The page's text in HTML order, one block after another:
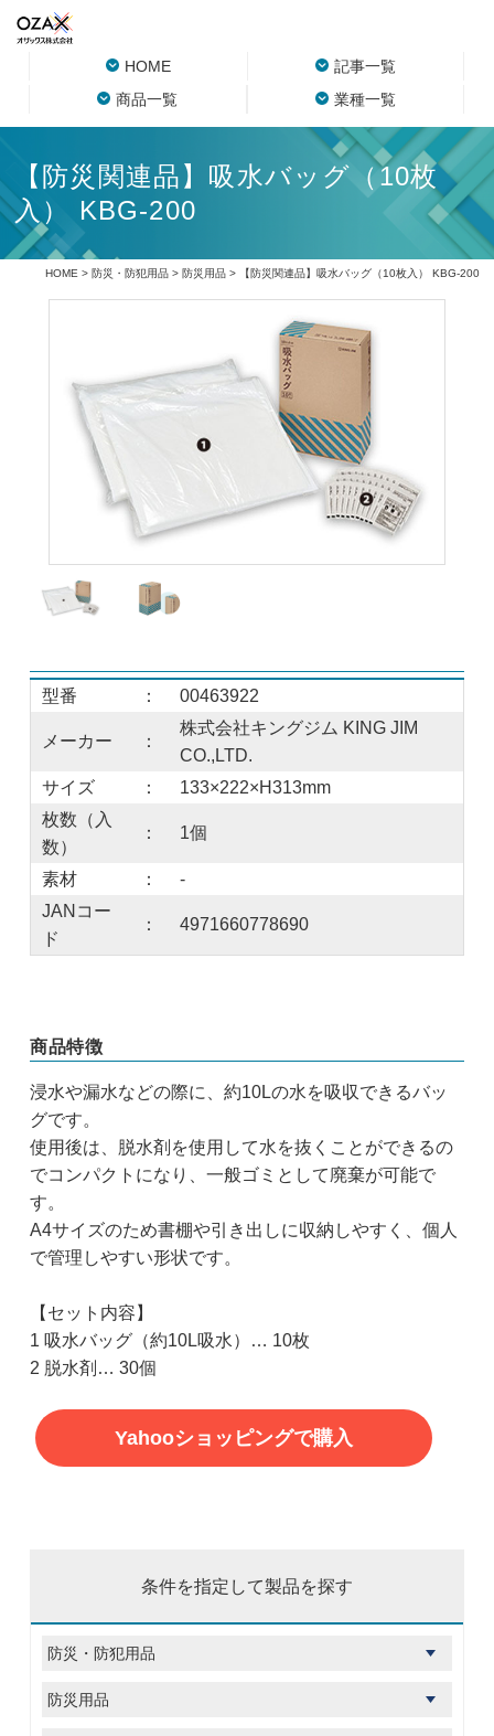
HOME
記事一覧
商品一覧
業種一覧
【防災関連品】吸水バッグ（10枚
入） KBG-200
HOME > 防災・防犯用品> 防災用品> 【防災関連品】吸水バッグ（10枚入） KBG-200
型番 ： 00463922
メーカー ：
株式会社キングジム KING JIM
CO.,LTD.
サイズ
：
133×222×H313mm
枚数（入
数）
： 1個
素材 ：
-
JANコー
ド
： 4971660778690
商品特徴
浸水や漏水などの際に、約10Lの水を吸収できるバッ
グです。
使用後は、脱水剤を使用して水を抜くことができるの
でコンパクトになり、一般ゴミとして廃棄が可能で
す。
A4サイズのため書棚や引き出しに収納しやすく、個人
で管理しやすい形状です。
【セット内容】
1 吸水バッグ（約10L吸水）… 10枚
2 脱水剤… 30個
Yahooショッピングで購入
条件を指定して製品を探す